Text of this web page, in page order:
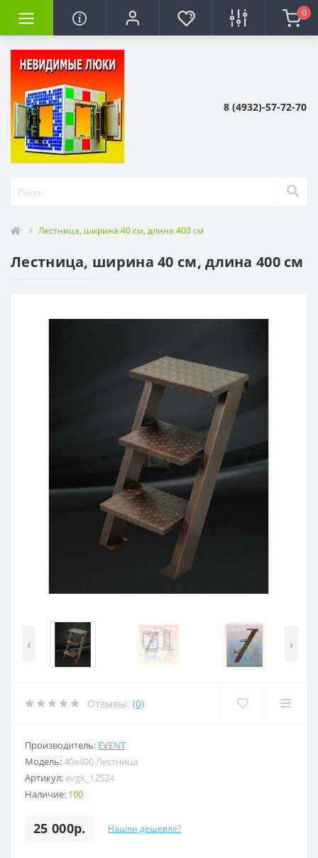
0
8 (4932)-57-72-70
Лестница, ширина 40 см, длина 400 см
Лестница, ширина 40 см, длина 400 см
‹ ›
Отзывы: (0)
Производитель: EVENT
Модель:40x400 Лестница
Артикул: evgk_12524
Наличие: 100
25 000р. Нашли дешевле?